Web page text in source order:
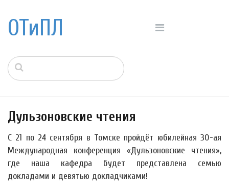
ОТиПЛ
Дульзоновские чтения
С 21 по 24 сентября в Томске пройдёт юбилейная 30-ая
Международная конференция «Дульзоновские чтения»,
где наша кафедра будет представлена семью
докладами и девятью докладчиками!